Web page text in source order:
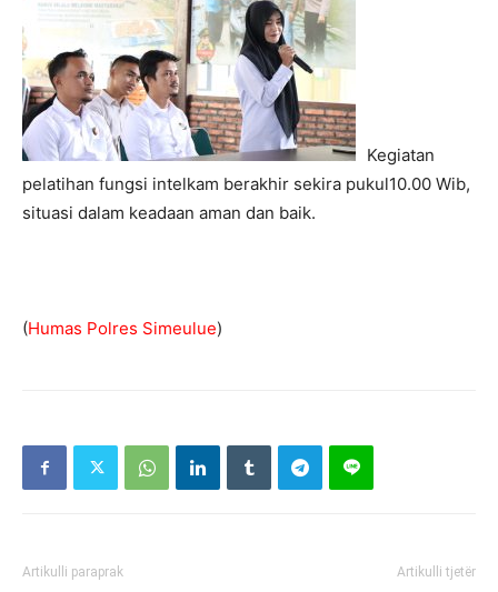
Kegiatan
pelatihan fungsi intelkam berakhir sekira pukul10.00 Wib,
situasi dalam keadaan aman dan baik.
(Humas Polres Simeulue)
Artikulli paraprak Artikulli tjetër